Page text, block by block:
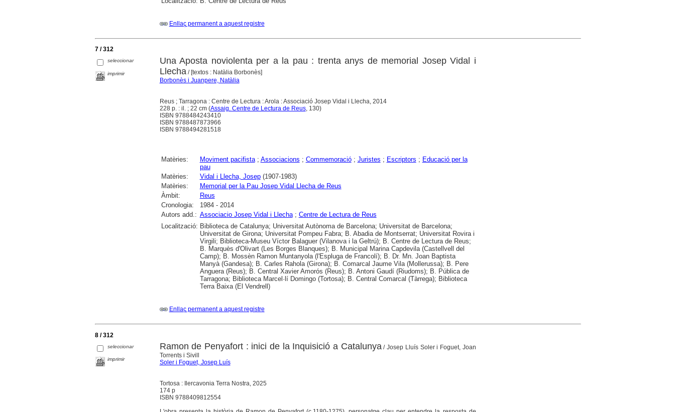
Enllaç permanent a aquest registre
7 / 312
seleccionar
imprimir
Una Aposta noviolenta per a la pau : trenta anys de memorial Josep Vidal i
Llecha / [textos : Natàlia Borbonès]
Borbonès i Juanpere, Natàlia
Reus ; Tarragona : Centre de Lectura : Arola : Associació Josep Vidal i Llecha, 2014
228 p. : il. ; 22 cm (Assaig. Centre de Lectura de Reus, 130)
ISBN 9788484243410
ISBN 9788487873966
ISBN 9788494281518
Matèries: Moviment pacifista; Associacions ; Commemoració; Juristes ; Escriptors ; Educació per la
pau
Matèries:
Vidal i Llecha, Josep(1907-1983)
Matèries:
Memorial per la Pau Josep Vidal Llecha de Reus
Àmbit:
Reus
Cronologia:
1984 - 2014
Autors add.: Associacio Josep Vidal i Llecha; Centre de Lectura de Reus
Localització: Biblioteca de Catalunya; Universitat Autònoma de Barcelona; Universitat de Barcelona;
Universitat de Girona; Universitat Pompeu Fabra; B. Abadia de Montserrat; Universitat Rovira i
Virgili; Biblioteca-Museu Víctor Balaguer (Vilanova i la Geltrú); B. Centre de Lectura de Reus;
B. Marquès d'Olivart (Les Borges Blanques); B. Municipal Marina Capdevila (Castellvell del
Camp); B. Mossèn Ramon Muntanyola (l'Espluga de Francolí); B. Dr. Mn. Joan Baptista
Manyà (Gandesa); B. Carles Rahola (Girona); B. Comarcal Jaume Vila (Mollerussa); B. Pere
Anguera (Reus); B. Central Xavier Amorós (Reus); B. Antoni Gaudí (Riudoms); B. Pública de
Tarragona; Biblioteca Marcel·lí Domingo (Tortosa); B. Central Comarcal (Tàrrega); Biblioteca
Terra Baixa (El Vendrell)
Enllaç permanent a aquest registre
8 / 312
seleccionar
imprimir
Ramon de Penyafort : inici de la Inquisició a Catalunya / Josep Lluís Soler i Foguet, Joan
Torrents i Sivill
Soler i Foguet, Josep Luís
Tortosa : Ilercavonia Terra Nostra, 2025
174 p
ISBN 9788409812554